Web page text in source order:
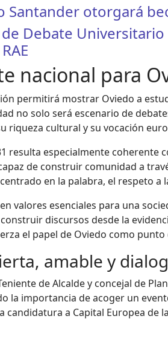
Santander otorgará
de Debate
nacional para
permitirá mostrar Oviedo a
no solo será escenario de
riqueza cultural y su vocación
resulta especialmente
de construir comunidad a
en la palabra, el respeto a
valores esenciales para una
discursos desde la
el papel de Oviedo como
amable y
de Alcalde y concejal de
la importancia de acoger un
candidatura a Capital Europea